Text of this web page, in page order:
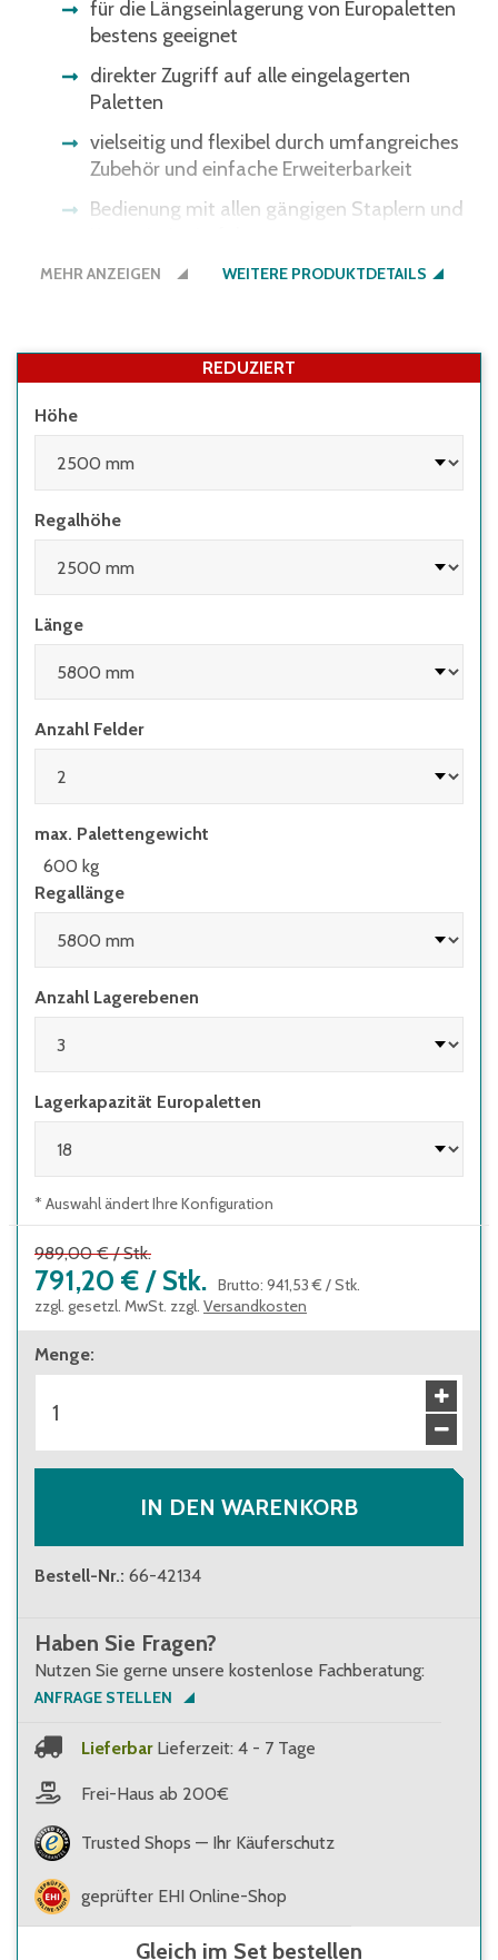
für die Längseinlagerung von Europaletten
bestens geeignet
direkter Zugriff auf alle eingelagerten
Paletten
vielseitig und flexibel durch umfangreiches
Zubehör und einfache Erweiterbarkeit
Bedienung mit allen gängigen Staplern und
alle Gewichtsangaben gelten bei
MEHR ANZEIGEN WEITERE PRODUKTDETAILS
REDUZIERT
Höhe
Regalhöhe
Länge
Anzahl Felder
max. Palettengewicht
600 kg
Regallänge
Anzahl Lagerebenen
Lagerkapazität Europaletten
* Auswahl ändert Ihre Konfiguration
989,00 € /Stk.
791,20 € / Stk. Brutto: 941,53 € /Stk.
zzgl. gesetzl. MwSt. zzgl. Versandkosten
Menge:
IN DEN WARENKORB
Bestell-Nr.: 66-42134
Haben Sie Fragen?
Nutzen Sie gerne unsere kostenlose Fachberatung:
ANFRAGE STELLEN
Lieferbar Lieferzeit: 4 - 7 Tage
Frei-Haus ab 200€
Trusted Shops — Ihr Käuferschutz
geprüfter EHI Online-Shop
Gleich im Set bestellen